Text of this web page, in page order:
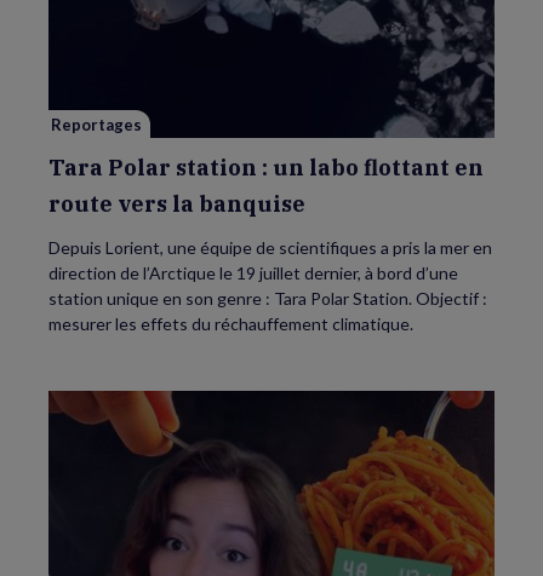
station
:
la
banquise
Reportages
Tara Polar station : un labo flottant en
route vers la banquise
Depuis Lorient, une équipe de scientifiques a pris la mer en
direction de l’Arctique le 19 juillet dernier, à bord d’une
station unique en son genre : Tara Polar Station. Objectif :
mesurer les effets du réchauffement climatique.